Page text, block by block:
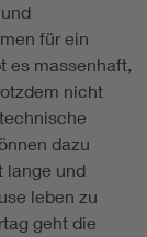
für ein
es massenhaft,
nicht
dazu
lange und
leben zu
geht die